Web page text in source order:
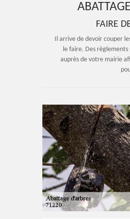
FAIRE
Il arrive de devoir couper
le faire. Des règlements
auprès de votre mairie